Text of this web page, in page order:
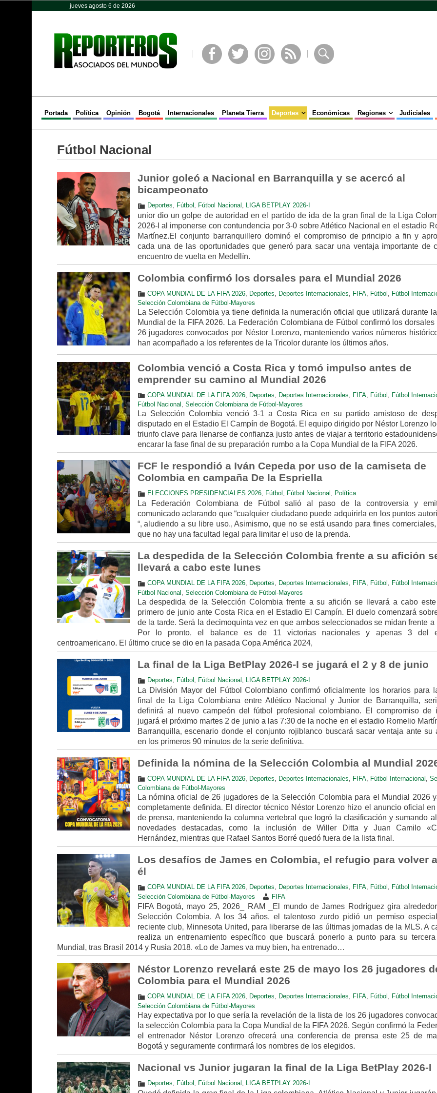
jueves agosto 6 de 2026
Portada Política Opinión Bogotá Internacionales Planeta Tierra Deportes Económicas Regiones Judiciales
Fútbol Nacional
Junior goleó a Nacional en Barranquilla y se acercó al
bicampeonato
Deportes, Fútbol , Fútbol Nacional , LIGA BETPLAY 2026-I
unior dio un golpe de autoridad en el partido de ida de la gran final de la Liga
2026-I al imponerse con contundencia por 3-0 sobre Atlético Nacional en el estadio
Martínez.El conjunto barranquillero dominó el compromiso de principio a fin y
cada una de las oportunidades que generó para sacar una ventaja importante de
encuentro de vuelta en Medellín.
Colombia confirmó los dorsales para el Mundial 2026
COPA MUNDIAL DE LA FIFA 2026, Deportes Deportes Internacionales FIFA, Fútbol Fútbol
Selección Colombiana de Fútbol-Mayores
La Selección Colombia ya tiene definida la numeración oficial que utilizará durante
Mundial de la FIFA 2026. La Federación Colombiana de Fútbol confirmó los dorsales
26 jugadores convocados por Néstor Lorenzo, manteniendo varios números
han acompañado a los referentes de la Tricolor durante los últimos años.
Colombia venció a Costa Rica y tomó impulso antes de
emprender su camino al Mundial 2026
COPA MUNDIAL DE LA FIFA 2026, Deportes Deportes Internacionales FIFA, Fútbol Fútbol
Fútbol Nacional , Selección Colombiana de Fútbol-Mayores
La Selección Colombia venció 3-1 a Costa Rica en su partido amistoso de
disputado en el Estadio El Campín de Bogotá. El equipo dirigido por Néstor Lorenzo
triunfo clave para llenarse de confianza justo antes de viajar a territorio
encarar la fase final de su preparación rumbo a la Copa Mundial de la FIFA 2026.
FCF le respondió a Iván Cepeda por uso de la camiseta de
Colombia en campaña De la Espriella
ELECCIONES PRESIDENCIALES 2026, Fútbol , Fútbol Nacional , Política
La Federación Colombiana de Fútbol salió al paso de la controversia y
comunicado aclarando que “cualquier ciudadano puede adquirirla en los puntos
“, aludiendo a su libre uso., Asimismo, que no se está usando para fines
que no hay una facultad legal para limitar el uso de la prenda.
La despedida de la Selección Colombia frente a su afición
llevará a cabo este lunes
COPA MUNDIAL DE LA FIFA 2026, Deportes, Deportes Internacionales, FIFA, Fútbol , Fútbol
Fútbol Nacional
Selección Colombiana de Fútbol-Mayores
La despedida de la Selección Colombia frente a su afición se llevará a cabo
primero de junio ante Costa Rica en el Estadio El Campín. El duelo comenzará
de la tarde. Será la decimoquinta vez en que ambos seleccionados se midan frente a
Por lo pronto, el balance es de 11 victorias nacionales y apenas 3 del
centroamericano. El último cruce se dio en la pasada Copa América 2024,
La final de la Liga BetPlay 2026-I se jugará el 2 y 8 de junio
Deportes Fútbol Fútbol Nacional LIGA BETPLAY 2026-I
La División Mayor del Fútbol Colombiano confirmó oficialmente los horarios para
final de la Liga Colombiana entre Atlético Nacional y Junior de Barranquilla,
definirá al nuevo campeón del fútbol profesional colombiano. El compromiso de
jugará el próximo martes 2 de junio a las 7:30 de la noche en el estadio Romelio
Barranquilla, escenario donde el conjunto rojiblanco buscará sacar ventaja ante su
en los primeros 90 minutos de la serie definitiva.
Definida la nómina de la Selección Colombia al Mundial
COPA MUNDIAL DE LA FIFA 2026, Deportes Deportes Internacionales FIFA, Fútbol Internacional
Colombiana de Fútbol-Mayores
La nómina oficial de 26 jugadores de la Selección Colombia para el Mundial 2026
completamente definida. El director técnico Néstor Lorenzo hizo el anuncio oficial
de prensa, manteniendo la columna vertebral que logró la clasificación y sumando
novedades destacadas, como la inclusión de Willer Ditta y Juan Camilo
Hernández, mientras que Rafael Santos Borré quedó fuera de la lista final.
Los desafíos de James en Colombia, el refugio para volver
él
COPA MUNDIAL DE LA FIFA 2026, Deportes, Deportes Internacionales, FIFA, Fútbol , Fútbol
Selección Colombiana de Fútbol-Mayores
FIFA
FIFA Bogotá, mayo 25, 2026_ RAM _El mundo de James Rodríguez gira
Selección Colombia. A los 34 años, el talentoso zurdo pidió un permiso
reciente club, Minnesota United, para liberarse de las últimas jornadas de la MLS. A
realiza un entrenamiento específico que buscará ponerlo a punto para su
Mundial, tras Brasil 2014 y Rusia 2018. «Lo de James va muy bien, ha entrenado…
Néstor Lorenzo revelará este 25 de mayo los 26 jugadores
Colombia para el Mundial 2026
COPA MUNDIAL DE LA FIFA 2026, Deportes, Deportes Internacionales, FIFA, Fútbol , Fútbol
Selección Colombiana de Fútbol-Mayores
Hay expectativa por lo que sería la revelación de la lista de los 26 jugadores
la selección Colombia para la Copa Mundial de la FIFA 2026. Según confirmó la
el entrenador Néstor Lorenzo ofrecerá una conferencia de prensa este 25 de
Bogotá y seguramente confirmará los nombres de los elegidos.
Nacional vs Junior jugaran la final de la Liga BetPlay 2026-I
Deportes, Fútbol , Fútbol Nacional , LIGA BETPLAY 2026-I
Opinión Política